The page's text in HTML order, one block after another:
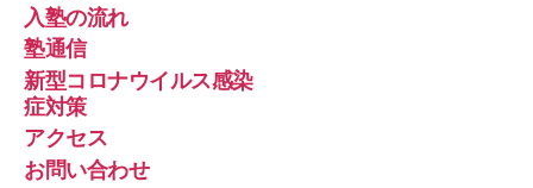
入塾の流れ
塾通信
新型コロナウイルス感染
症対策
アクセス
お問い合わせ